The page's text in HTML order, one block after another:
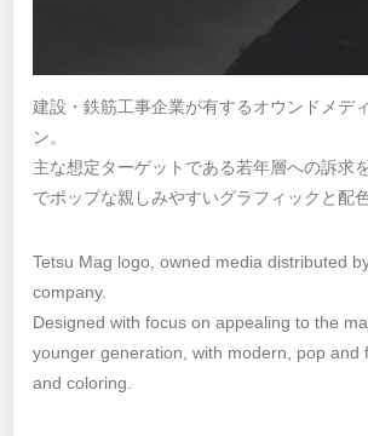
建設・鉄筋工事企業が有するオウンドメデ
ン。
主な想定ターゲットである若年層への訴求
でポップな親しみやすいグラフィックと配色
Tetsu Mag logo, owned media distributed
company.
Designed with focus on appealing to the
younger generation, with modern, pop and
and coloring.